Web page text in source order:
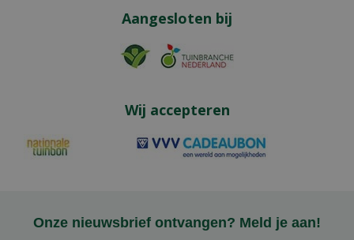
Aangesloten bij
Wij accepteren
Onze nieuwsbrief ontvangen? Meld je aan!